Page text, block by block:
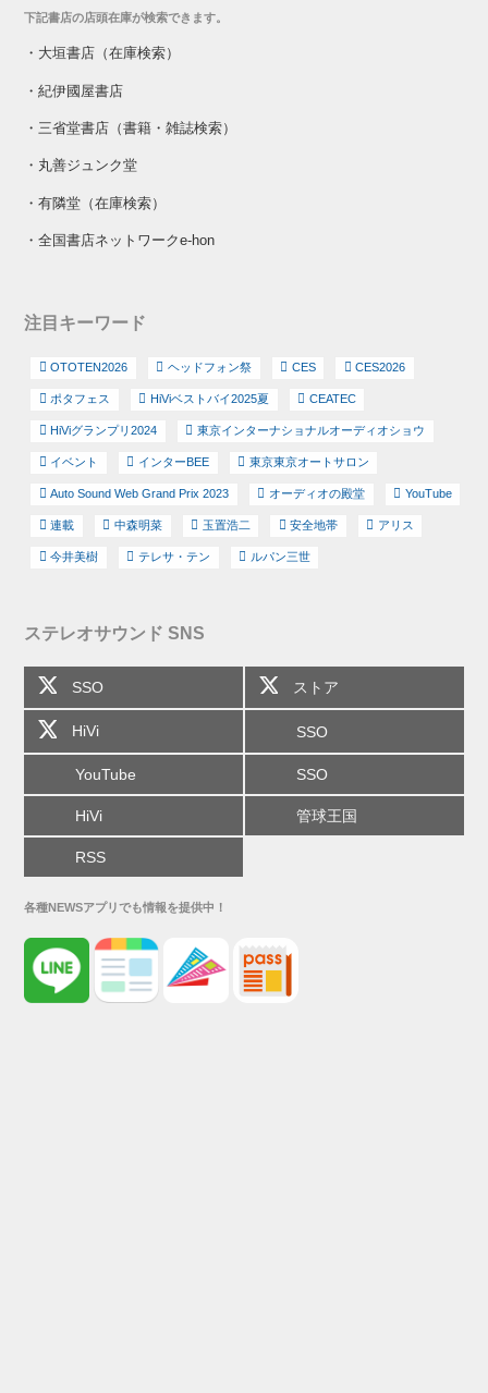
下記書店の店頭在庫が検索できます。
・ 大垣書店（在庫検索）
・紀伊國屋書店
・ 三省堂書店（書籍・雑誌検索）
・ 丸善ジュンク堂
・有隣堂（在庫検索）
・全国書店ネットワークe-hon
注目キーワード
OTOTEN2026 ヘッドフォン祭 CES CES2026
ポタフェス HiViベストバイ2025夏 CEATEC
HiViグランプリ2024 東京インターナショナルオーディオショウ
イベント インターBEE 東京東京オートサロン
Auto Sound Web Grand Prix 2023 オーディオの殿堂 YouTube
連載 中森明菜 玉置浩二 安全地帯 アリス
今井美樹 テレサ・テン ルパン三世
ステレオサウンド SNS
SSO ストア
HiVi SSO
YouTube SSO
HiVi 管球王国
RSS
各種NEWSアプリでも情報を提供中！